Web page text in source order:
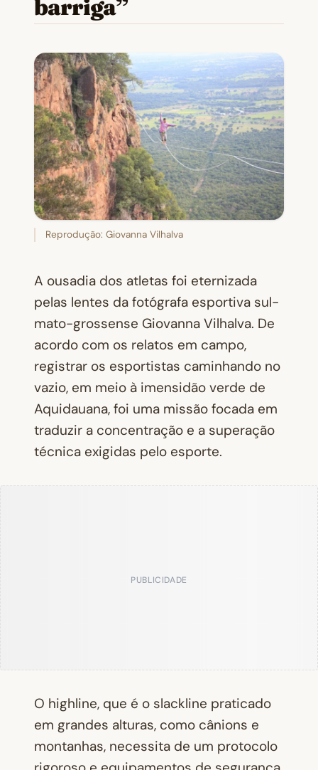
barriga”
Reprodução: Giovanna Vilhalva
A ousadia dos atletas foi eternizada
pelas lentes da fotógrafa esportiva sul-
mato-grossense Giovanna Vilhalva. De
acordo com os relatos em campo,
registrar os esportistas caminhando no
vazio, em meio à imensidão verde de
Aquidauana, foi uma missão focada em
traduzir a concentração e a superação
técnica exigidas pelo esporte.
PUBLICIDADE
O highline, que é o slackline praticado
em grandes alturas, como cânions e
montanhas, necessita de um protocolo